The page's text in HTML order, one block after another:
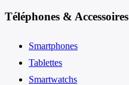
Téléphones & Accessoires
Smartphones
Tablettes
Smartwatchs